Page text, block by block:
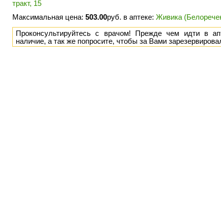
тракт, 15
Максимальная цена: 503.00руб. в аптеке: Живика
Проконсультируйтесь с врачом! Прежде чем идти в
наличие, а так же попросите, чтобы за Вами